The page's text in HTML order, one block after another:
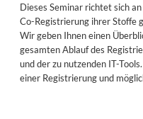
Dieses Seminar richtet sich
Co-Registrierung ihrer Stoffe
Wir geben Ihnen einen
gesamten Ablauf des
und der zu nutzenden IT-
einer Registrierung und